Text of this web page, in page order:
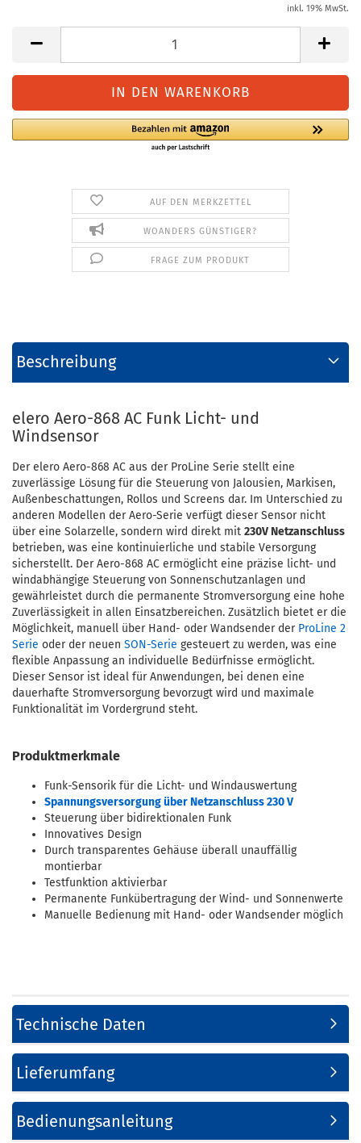
inkl. 19% MwSt.
AUF DEN MERKZETTEL
WOANDERS GÜNSTIGER?
FRAGE ZUM PRODUKT
Beschreibung
elero Aero-868 AC Funk Licht- und
Windsensor
Der elero Aero-868 AC aus der ProLine Serie stellt eine
zuverlässige Lösung für die Steuerung von Jalousien, Markisen,
Außenbeschattungen, Rollos und Screens dar. Im Unterschied zu
anderen Modellen der Aero-Serie verfügt dieser Sensor nicht
über eine Solarzelle, sondern wird direkt mit 230V Netzanschluss
betrieben, was eine kontinuierliche und stabile Versorgung
sicherstellt. Der Aero-868 AC ermöglicht eine präzise licht- und
windabhängige Steuerung von Sonnenschutzanlagen und
gewährleistet durch die permanente Stromversorgung eine hohe
Zuverlässigkeit in allen Einsatzbereichen. Zusätzlich bietet er die
Möglichkeit, manuell über Hand- oder Wandsender der ProLine 2
Serie oder der neuen SON-Serie gesteuert zu werden, was eine
flexible Anpassung an individuelle Bedürfnisse ermöglicht.
Dieser Sensor ist ideal für Anwendungen, bei denen eine
dauerhafte Stromversorgung bevorzugt wird und maximale
Funktionalität im Vordergrund steht.
Produktmerkmale
Funk-Sensorik für die Licht- und Windauswertung
Spannungsversorgung über Netzanschluss 230 V
Steuerung über bidirektionalen Funk
Innovatives Design
Durch transparentes Gehäuse überall unauffällig
montierbar
Testfunktion aktivierbar
Permanente Funkübertragung der Wind- und Sonnenwerte
Manuelle Bedienung mit Hand- oder Wandsender möglich
Technische Daten
Lieferumfang
Bedienungsanleitung